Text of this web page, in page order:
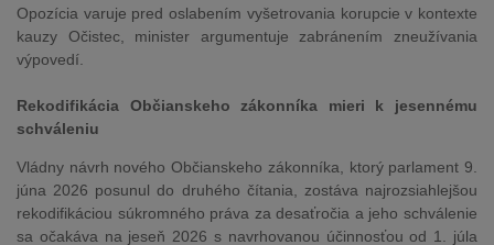
Opozícia varuje pred oslabením vyšetrovania korupcie v kontexte
kauzy Očistec, minister argumentuje zabránením zneužívania
výpovedí.
Rekodifikácia Občianskeho zákonníka mieri k jesennému
schváleniu
Vládny návrh nového Občianskeho zákonníka, ktorý parlament 9.
júna 2026 posunul do druhého čítania, zostáva najrozsiahlejšou
rekodifikáciou súkromného práva za desaťročia a jeho schválenie
sa očakáva na jeseň 2026 s navrhovanou účinnosťou od 1. júla